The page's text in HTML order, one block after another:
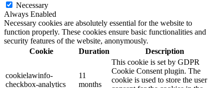
Necessary
Always Enabled
Necessary cookies are absolutely essential for the website to
function properly. These cookies ensure basic functionalities and
security features of the website, anonymously.
Cookie
Duration Description
cookielawinfo-
checkbox-analytics
11
months
This cookie is set by GDPR
Cookie Consent plugin. The
cookie is used to store the user